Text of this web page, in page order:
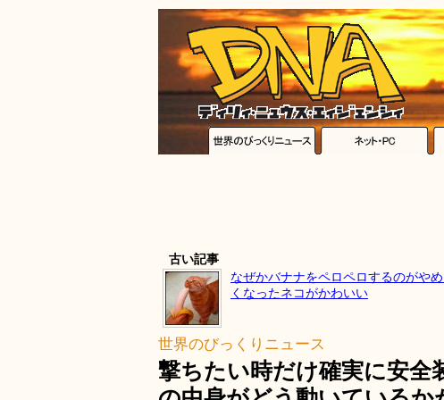
古い記事
なぜかバナナをペロペロするのがや
くなったネコがかわいい
世界のびっくりニュース
撃ちたい時だけ確実に安全